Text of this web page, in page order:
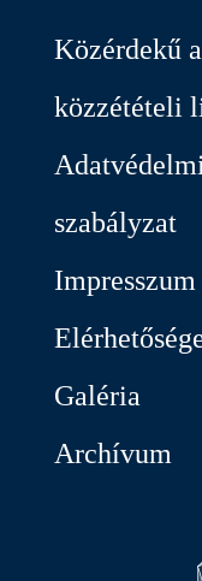
Közérdekű
közzétételi
szabályzat
Impresszum
Galéria
Archívum